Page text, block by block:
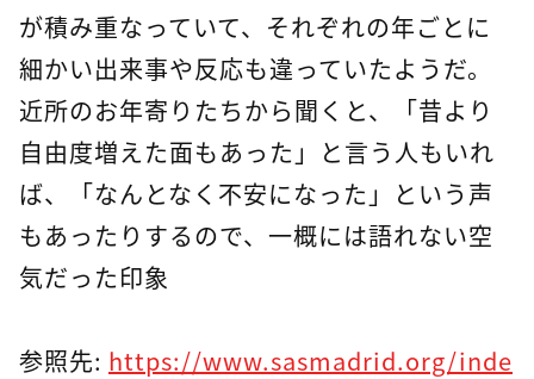
が積み重なっていて、それぞれの年ごとに
細かい出来事や反応も違っていたようだ。
近所のお年寄りたちから聞くと、「昔より
自由度増えた面もあった」と言う人もいれ
ば、「なんとなく不安になった」という声
もあったりするので、一概には語れない空
気だった印象
参照先: https://www.sasmadrid.org/inde